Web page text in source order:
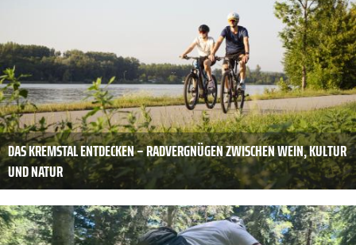
DAS KREMSTAL ENTDECKEN – RADVERGNÜGEN ZWISCHEN WEIN, KULTUR
UND NATUR